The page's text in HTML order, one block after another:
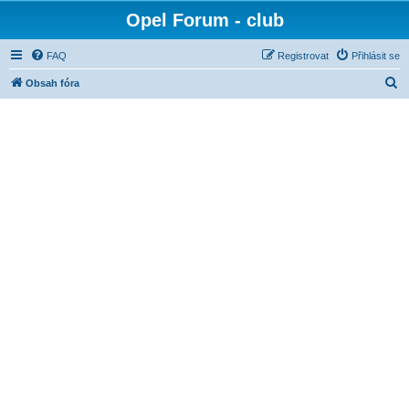
Opel Forum - club
FAQ Přihlásit se
Registrovat
Obsah fóra